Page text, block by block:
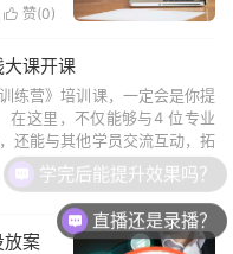
 赞(0)
课开课
练营》培训课，一定会是你提
在这里，不仅能够与4 位专业
还能与其他学员交流互动，拓
放案
直播还是录播？
学完后能提升效果吗？